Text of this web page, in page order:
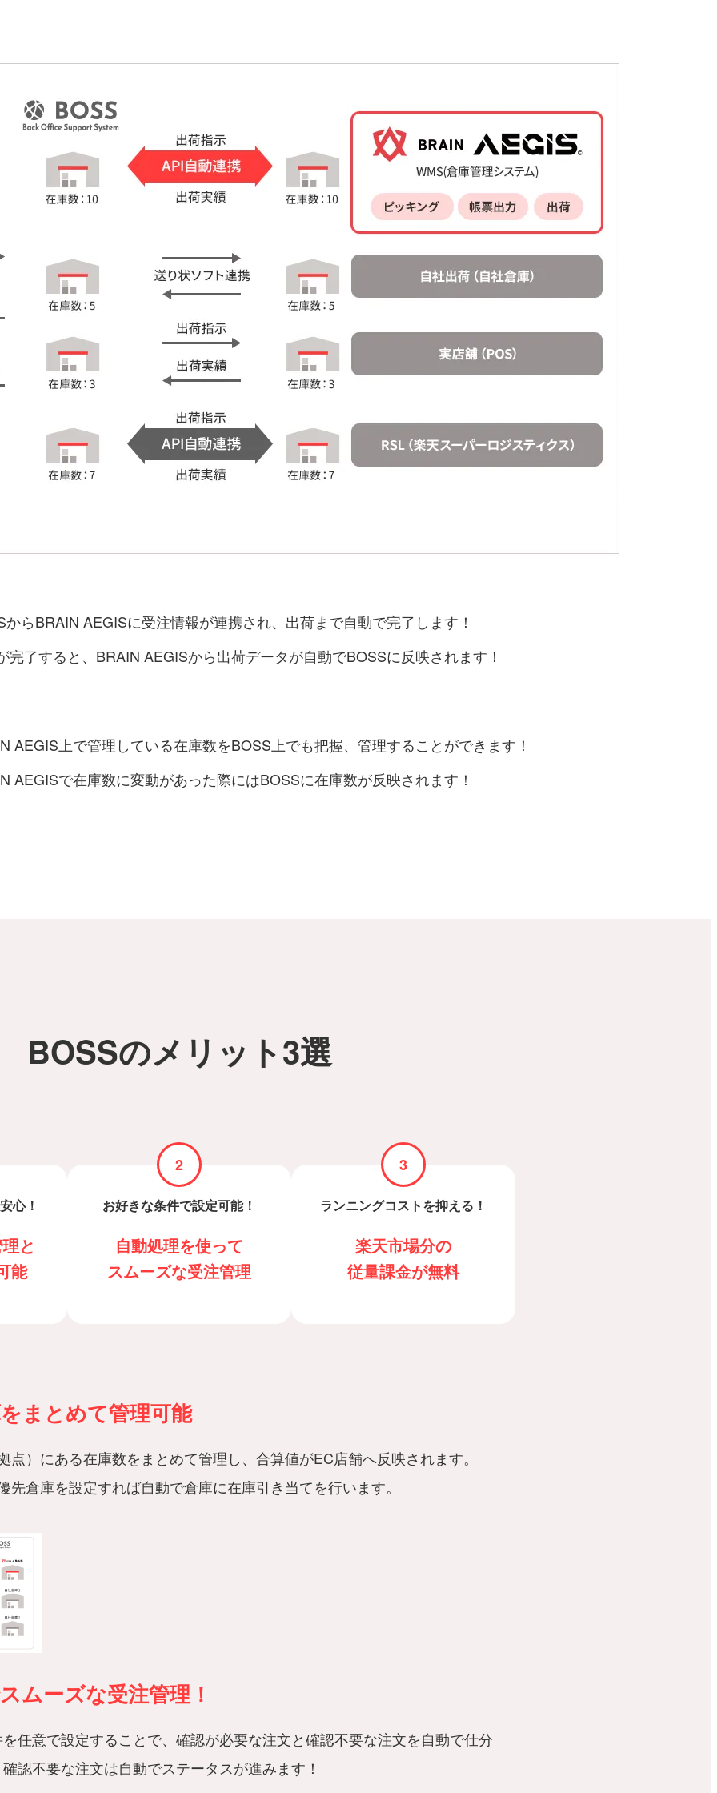
からBRAIN AEGISに受注情報が連携され、出荷まで自動で完了します！
完了すると、BRAIN AEGISから出荷データが自動でBOSSに反映されます！
AEGIS上で管理している在庫数をBOSS上でも把握、管理することができます！
AEGISで在庫数に変動があった際にはBOSSに在庫数が反映されます！
BOSSのメリット3選
心！
と
能
2
お好きな条件で設定可能！
自動処理を使って
スムーズな受注管理
3
ランニングコストを抑える！
楽天市場分の
従量課金が無料
まとめて管理可能
点）にある在庫数をまとめて管理し、合算値がEC店舗へ反映されます。
先倉庫を設定すれば自動で倉庫に在庫引き当てを行います。
ムーズな受注管理！
任意で設定することで、確認が必要な注文と確認不要な注文を自動で仕分
認不要な注文は自動でステータスが進みます！